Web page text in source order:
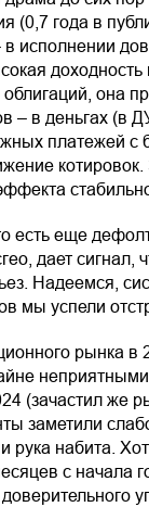
(0,7 года в
исполнении
она
– в деньгах (в
платежей с
котировок.
есть еще
дает сигнал,
Надеемся,
мы успели
рынка в
(зачастил же
заметили
рука набита.
с начала